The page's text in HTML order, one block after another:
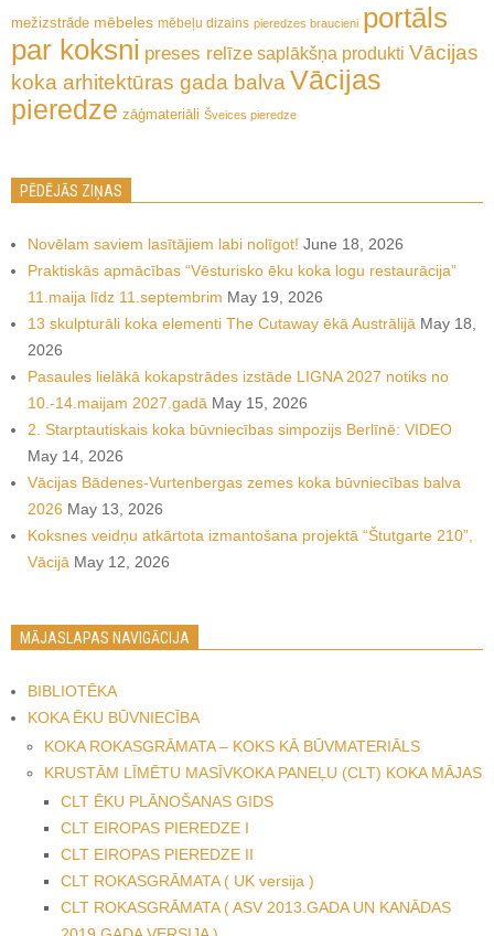
mežizstrāde mēbeles mēbeļu dizains pieredzes braucieni portāls
par koksni preses relīze saplākšņa produkti Vācijas
koka arhitektūras gada balva Vācijas
pieredze zāģmateriāli Šveices pieredze
PĒDĒJĀS ZIŅAS
Novēlam saviem lasītājiem labi nolīgot! June 18, 2026
Praktiskās apmācības “Vēsturisko ēku koka logu restaurācija”
11.maija līdz 11.septembrim May 19, 2026
13 skulpturāli koka elementi The Cutaway ēkā Austrālijā May 18,
2026
Pasaules lielākā kokapstrādes izstāde LIGNA 2027 notiks no
10.-14.maijam 2027.gadā May 15, 2026
2. Starptautiskais koka būvniecības simpozijs Berlīnē: VIDEO
May 14, 2026
Vācijas Bādenes-Vurtenbergas zemes koka būvniecības balva
2026 May 13, 2026
Koksnes veidņu atkārtota izmantošana projektā “Štutgarte 210”,
Vācijā May 12, 2026
MĀJASLAPAS NAVIGĀCIJA
BIBLIOTĒKA
KOKA ĒKU BŪVNIECĪBA
KOKA ROKASGRĀMATA – KOKS KĀ BŪVMATERIĀLS
KRUSTĀM LĪMĒTU MASĪVKOKA PANEĻU (CLT) KOKA MĀJAS
CLT ĒKU PLĀNOŠANAS GIDS
CLT EIROPAS PIEREDZE I
CLT EIROPAS PIEREDZE II
CLT ROKASGRĀMATA ( UK versija )
CLT ROKASGRĀMATA ( ASV 2013.GADA UN KANĀDAS